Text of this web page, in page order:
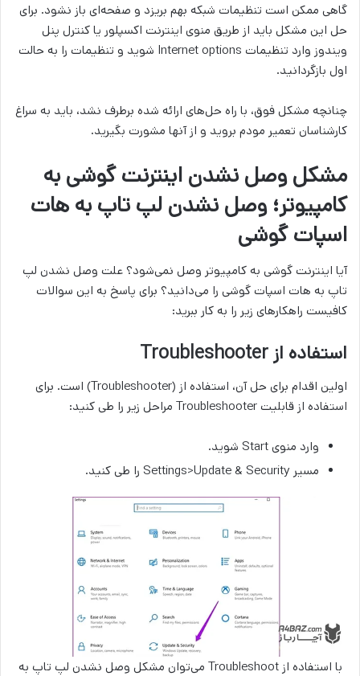
گاهی ممکن است تنظیمات شبکه بهم بریزد و صفحه‌ای باز نشود. برای
حل این مشکل باید از طریق منوی اینترنت اکسپلور یا کنترل پنل
ویندوز وارد تنظیمات Internet options شوید و تنظیمات را به حالت
اول بازگردانید.
چنانچه مشکل فوق، با راه حل‌های ارائه شده برطرف نشد، باید به سراغ
کارشناسان تعمیر مودم بروید و از آنها مشورت بگیرید.
مشکل وصل نشدن اینترنت گوشی به
کامپیوتر؛ وصل نشدن لپ تاپ به هات
اسپات گوشی
آیا اینترنت گوشی به کامپیوتر وصل نمی‌شود؟ علت وصل نشدن لپ
تاپ به هات اسپات گوشی را می‌دانید؟ برای پاسخ به این سوالات
کافیست راهکارهای زیر را به کار ببرید:
استفاده از Troubleshooter
اولین اقدام برای حل آن، استفاده از (Troubleshooter) است. برای
استفاده از قابلیتTroubleshooter مراحل زیر را طی کنید:
وارد منوی Start شوید.
مسیر Settings>Update & Security را طی کنید.
با استفاده از Troubleshoot می‌توان مشکل وصل نشدن لپ تاپ به